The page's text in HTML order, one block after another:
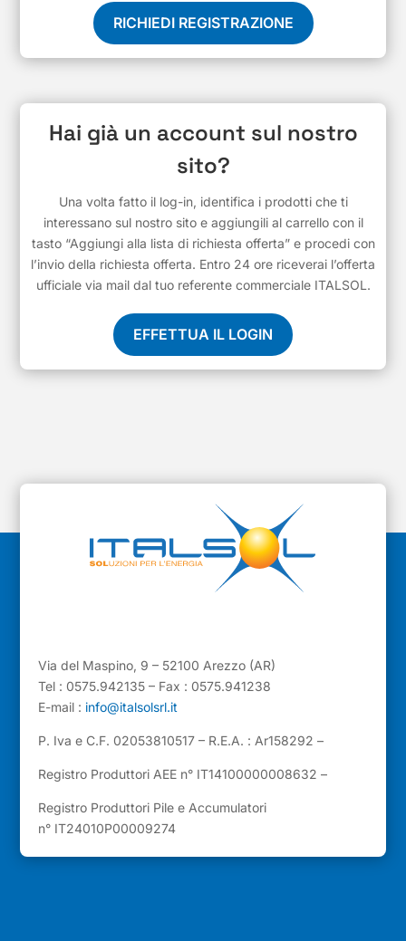
RICHIEDI REGISTRAZIONE
Hai già un account sul nostro
sito?
Una volta fatto il log-in, identifica i prodotti che ti
interessano sul nostro sito e aggiungili al carrello con il
tasto “Aggiungi alla lista di richiesta offerta” e procedi con
l’invio della richiesta offerta. Entro 24 ore riceverai l’offerta
ufficiale via mail dal tuo referente commerciale ITALSOL.
EFFETTUA IL LOGIN
Via del Maspino, 9 – 52100 Arezzo (AR)
Tel : 0575.942135 – Fax : 0575.941238
E-mail : info@italsolsrl.it
P. Iva e C.F. 02053810517 – R.E.A. : Ar158292 –
Registro Produttori AEE n° IT14100000008632 –
Registro Produttori Pile e Accumulatori
n° IT24010P00009274